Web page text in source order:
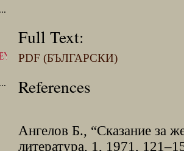
Full Text:
PDF (БЪЛГАРСКИ)
References
Ангелов Б., “Сказание за
литература, 1, 1971,